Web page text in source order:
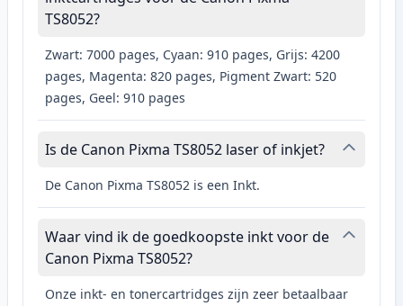
TS8052?
Zwart: 7000 pages, Cyaan: 910 pages, Grijs: 4200
pages, Magenta: 820 pages, Pigment Zwart: 520
pages, Geel: 910 pages
Is de Canon Pixma TS8052 laser of inkjet?
De Canon Pixma TS8052 is een Inkt.
Waar vind ik de goedkoopste inkt voor de
Canon Pixma TS8052?
Onze inkt- en tonercartridges zijn zeer betaalbaar